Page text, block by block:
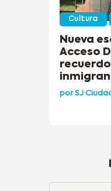
Cultura
Nueva
Acceso
porSJ